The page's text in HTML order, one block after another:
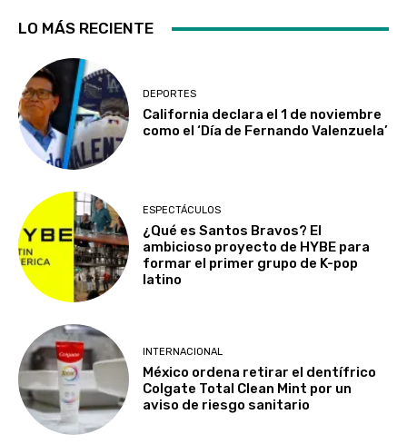
LO MÁS RECIENTE
DEPORTES
California declara el 1 de noviembre
como el ‘Día de Fernando Valenzuela’
ESPECTÁCULOS
¿Qué es Santos Bravos? El
ambicioso proyecto de HYBE para
formar el primer grupo de K-pop
latino
INTERNACIONAL
México ordena retirar el dentífrico
Colgate Total Clean Mint por un
aviso de riesgo sanitario